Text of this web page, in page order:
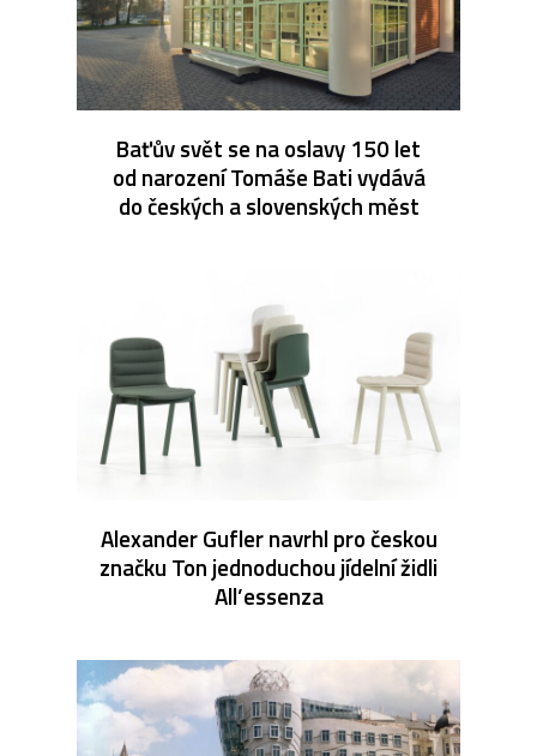
Baťův svět se na oslavy 150 let
od narození Tomáše Bati vydává
do českých a slovenských měst
Alexander Gufler navrhl pro českou
značku Ton jednoduchou jídelní židli
All’essenza